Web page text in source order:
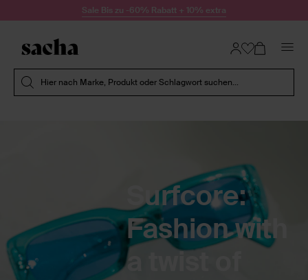
Zum Inhalt springenSale Bis zu -60% Rabatt + 10% extra
Hier nach Marke, Produkt oder Schlagwort suchen...
Surfcore:
Fashion with
a twist of